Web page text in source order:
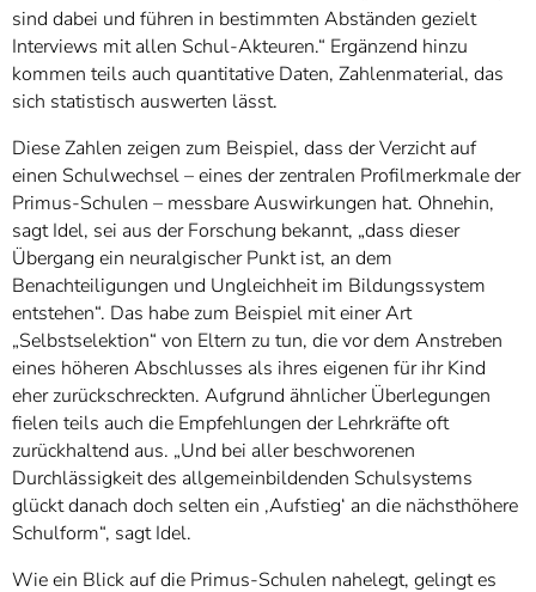
sind dabei und führen in bestimmten Abständen gezielt
Interviews mit allen Schul-Akteuren.“ Ergänzend hinzu
kommen teils auch quantitative Daten, Zahlenmaterial, das
sich statistisch auswerten lässt.
Diese Zahlen zeigen zum Beispiel, dass der Verzicht auf
einen Schulwechsel – eines der zentralen Profilmerkmale der
Primus-Schulen – messbare Auswirkungen hat. Ohnehin,
sagt Idel, sei aus der Forschung bekannt, „dass dieser
Übergang ein neuralgischer Punkt ist, an dem
Benachteiligungen und Ungleichheit im Bildungssystem
entstehen“. Das habe zum Beispiel mit einer Art
„Selbstselektion“ von Eltern zu tun, die vor dem Anstreben
eines höheren Abschlusses als ihres eigenen für ihr Kind
eher zurückschreckten. Aufgrund ähnlicher Überlegungen
fielen teils auch die Empfehlungen der Lehrkräfte oft
zurückhaltend aus. „Und bei aller beschworenen
Durchlässigkeit des allgemeinbildenden Schulsystems
glückt danach doch selten ein ‚Aufstieg‘ an die nächsthöhere
Schulform“, sagt Idel.
Wie ein Blick auf die Primus-Schulen nahelegt, gelingt es